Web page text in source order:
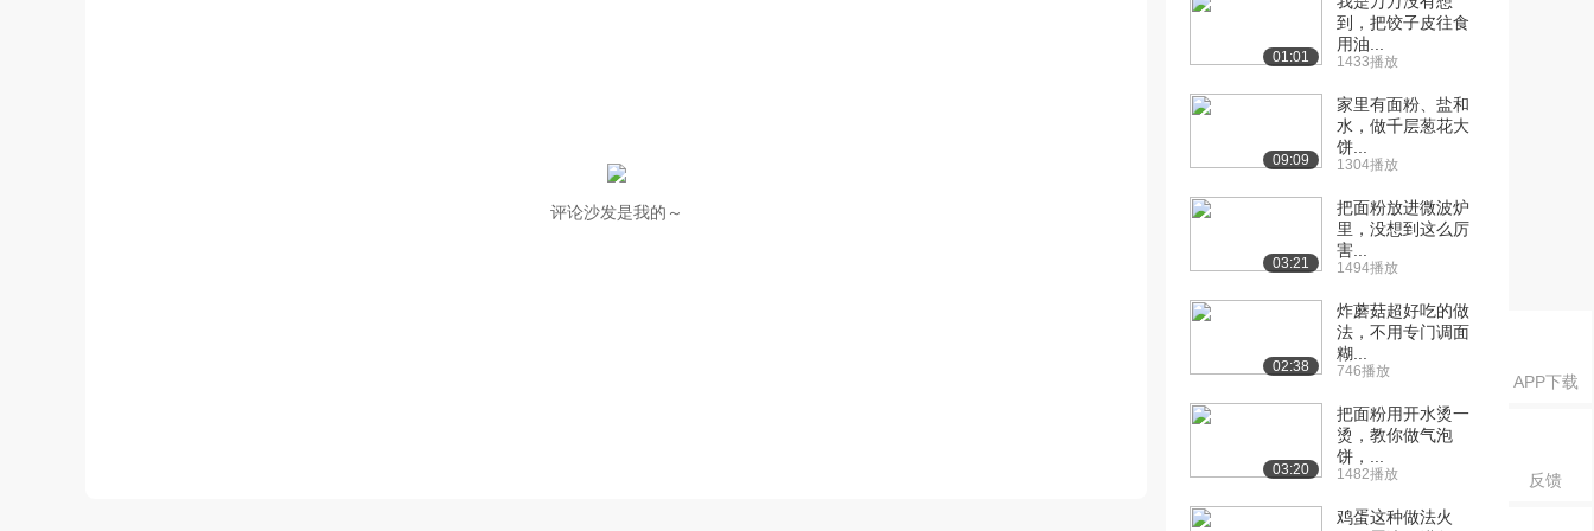
APP下载
反馈
评论沙发是我的～
01:01
到，把饺子皮往食
用油...
1433播放
09:09
家里有面粉、盐和
水，做千层葱花大
饼...
1304播放
03:21
把面粉放进微波炉
里，没想到这么厉
害...
1494播放
02:38
炸蘑菇超好吃的做
法，不用专门调面
糊...
746播放
03:20
把面粉用开水烫一
烫，教你做气泡
饼，...
1482播放
鸡蛋这种做法火